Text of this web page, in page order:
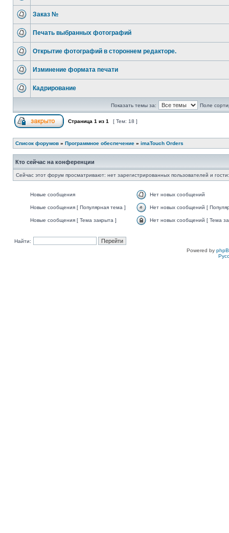
Заказ №
Печать выбранных фотографий
Открытие фотографий в стороннем редакторе.
Изминение формата печати
Кадрирование
Показать темы за: Поле
Страница 1 из 1 [ Тем: 18 ]
Список форумов » Программное обеспечение » imaTouch Orders
Кто сейчас на конференции
Сейчас этот форум просматривают: нет зарегистрированных пользователей и
Новые сообщения Нет новых сообщений
Новые сообщения [ Популярная тема ] Нет новых сообщений [
Новые сообщения [ Тема закрыта ] Нет новых сообщений [ Тема
Найти:
Powered by